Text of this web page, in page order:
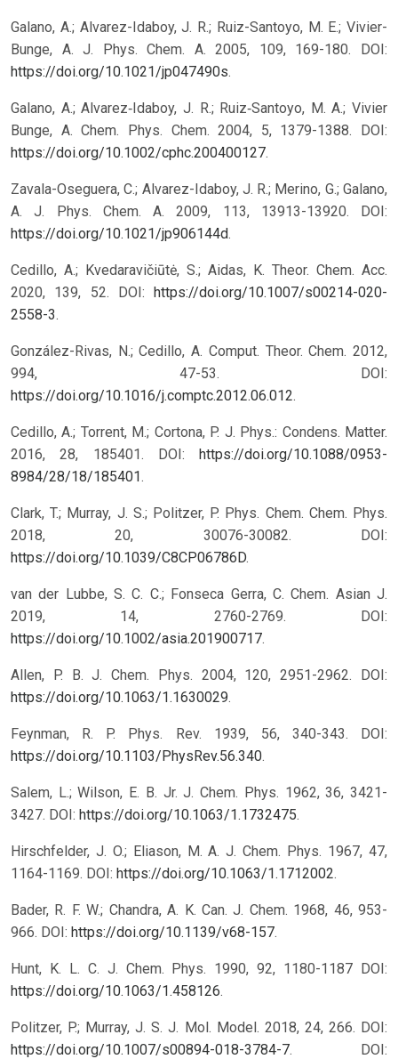
Galano, A.; Alvarez-Idaboy, J. R.; Ruiz-Santoyo, M. E.; Vivier-
Bunge, A. J. Phys. Chem. A. 2005, 109, 169-180. DOI:
https://doi.org/10.1021/jp047490s.
Galano, A.; Alvarez‐Idaboy, J. R.; Ruiz‐Santoyo, M. A.; Vivier
Bunge, A. Chem. Phys. Chem. 2004, 5, 1379-1388. DOI:
https://doi.org/10.1002/cphc.200400127.
Zavala-Oseguera, C.; Alvarez-Idaboy, J. R.; Merino, G.; Galano,
A. J. Phys. Chem. A. 2009, 113, 13913-13920. DOI:
https://doi.org/10.1021/jp906144d.
Cedillo, A.; Kvedaravičiūtė, S.; Aidas, K. Theor. Chem. Acc.
2020, 139, 52. DOI: https://doi.org/10.1007/s00214-020-
2558-3.
González-Rivas, N.; Cedillo, A. Comput. Theor. Chem. 2012,
994, 47-53. DOI:
https://doi.org/10.1016/j.comptc.2012.06.012.
Cedillo, A.; Torrent, M.; Cortona, P. J. Phys.: Condens. Matter.
2016, 28, 185401. DOI: https://doi.org/10.1088/0953-
8984/28/18/185401.
Clark, T.; Murray, J. S.; Politzer, P. Phys. Chem. Chem. Phys.
2018, 20, 30076-30082. DOI:
https://doi.org/10.1039/C8CP06786D.
van der Lubbe, S. C. C.; Fonseca Gerra, C. Chem. Asian J.
2019, 14, 2760-2769. DOI:
https://doi.org/10.1002/asia.201900717.
Allen, P. B. J. Chem. Phys. 2004, 120, 2951-2962. DOI:
https://doi.org/10.1063/1.1630029.
Feynman, R. P. Phys. Rev. 1939, 56, 340-343. DOI:
https://doi.org/10.1103/PhysRev.56.340.
Salem, L.; Wilson, E. B. Jr. J. Chem. Phys. 1962, 36, 3421-
3427. DOI: https://doi.org/10.1063/1.1732475.
Hirschfelder, J. O.; Eliason, M. A. J. Chem. Phys. 1967, 47,
1164-1169. DOI: https://doi.org/10.1063/1.1712002.
Bader, R. F. W.; Chandra, A. K. Can. J. Chem. 1968, 46, 953-
966. DOI: https://doi.org/10.1139/v68-157.
Hunt, K. L. C. J. Chem. Phys. 1990, 92, 1180-1187 DOI:
https://doi.org/10.1063/1.458126.
Politzer, P.; Murray, J. S. J. Mol. Model. 2018, 24, 266. DOI:
https://doi.org/10.1007/s00894-018-3784-7. DOI: